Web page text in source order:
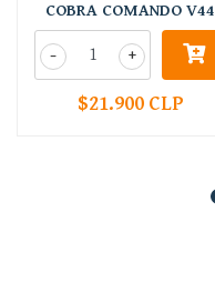
COBRA COMANDO V44
+
-
$21.900 CLP